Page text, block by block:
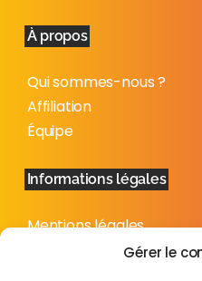
Gérer le
À propos
Qui sommes-nous ?
Affiliation
Équipe
Informations légales
Mentions légales
Politique de